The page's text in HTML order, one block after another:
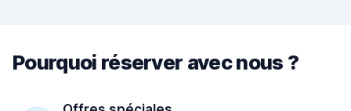
Pourquoi réserver avec nous ?